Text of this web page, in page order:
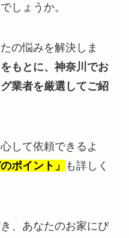
しょうか。
の悩みを解決しま
もとに、神奈川でお
業者を厳選してご紹
して依頼できるよ
ポイント」
も詳しく
、あなたのお家にぴ